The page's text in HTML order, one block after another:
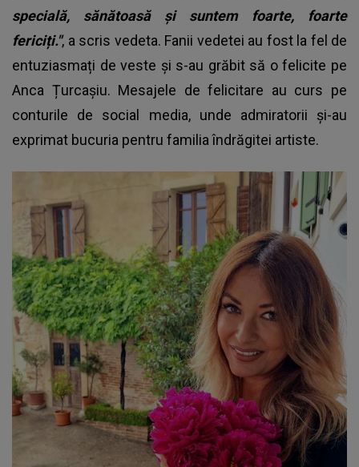
specială, sănătoasă și suntem foarte, foarte
fericiți.", a scris vedeta. Fanii vedetei au fost la fel de
entuziasmați de veste și s-au grăbit să o felicite pe
Anca Țurcașiu. Mesajele de felicitare au curs pe
conturile de social media, unde admiratorii și-au
exprimat bucuria pentru familia îndrăgitei artiste.